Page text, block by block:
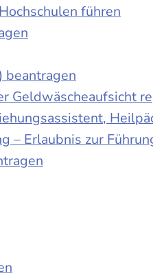
führen
beantragen
Geldwäscheaufsicht
Erlaubnis zur